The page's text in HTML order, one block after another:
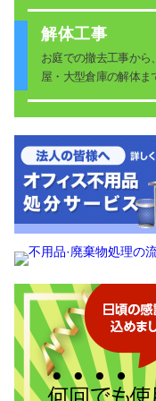
解体工事
お庭での撤去工事から
屋・大型倉庫の解体ま